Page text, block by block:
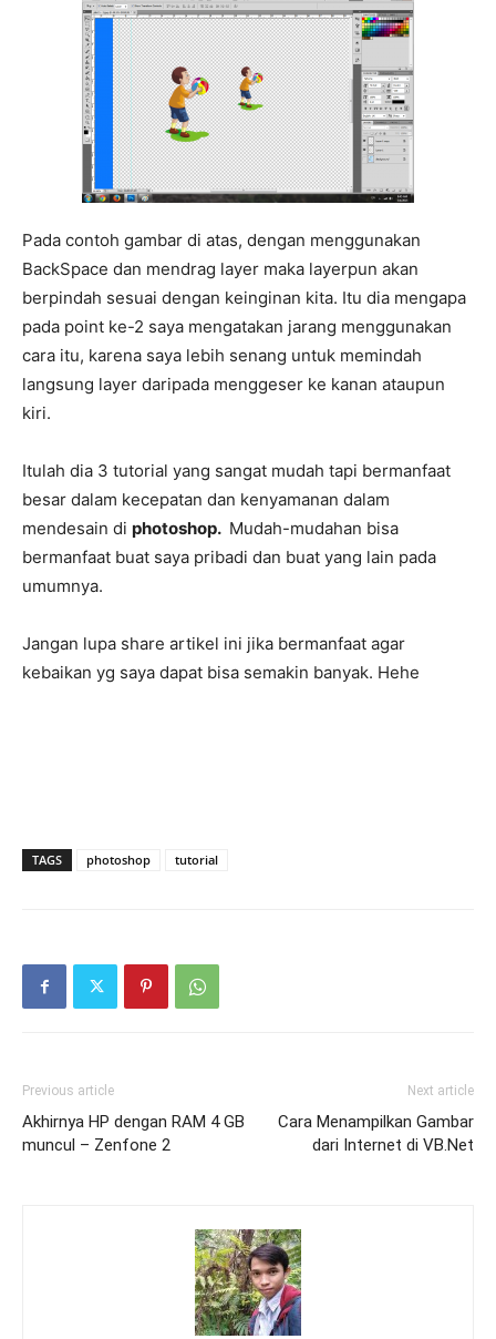
Pada contoh gambar di atas, dengan menggunakan
BackSpace dan mendrag layer maka layerpun akan
berpindah sesuai dengan keinginan kita. Itu dia mengapa
pada point ke-2 saya mengatakan jarang menggunakan
cara itu, karena saya lebih senang untuk memindah
langsung layer daripada menggeser ke kanan ataupun
kiri.
Itulah dia 3 tutorial yang sangat mudah tapi bermanfaat
besar dalam kecepatan dan kenyamanan dalam
mendesain di photoshop. Mudah-mudahan bisa
bermanfaat buat saya pribadi dan buat yang lain pada
umumnya.
Jangan lupa share artikel ini jika bermanfaat agar
kebaikan yg saya dapat bisa semakin banyak. Hehe
TAGS photoshop tutorial
Previous article
Akhirnya HP dengan RAM 4 GB
muncul – Zenfone 2
Next article
Cara Menampilkan Gambar
dari Internet di VB.Net